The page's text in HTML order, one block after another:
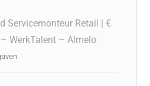
Servicemonteur Retail | €
– WerkTalent – Almelo